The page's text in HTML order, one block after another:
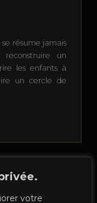
votre
résume jamais
un
les enfants à
un cercle de